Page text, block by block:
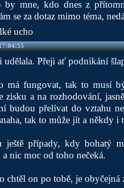
by mne, kdo dnes z
se za dotaz mimo téma,
ucho
udělala. Přeji ať podnikání
má fungovat, tak to musí
zisku a na rozhodování,
budou přelívat do vztahu
tak to může jít a někdy i
ještě případy, kdy bohatý
a nic moc od toho nečeká.
chtěl on po tobě, je